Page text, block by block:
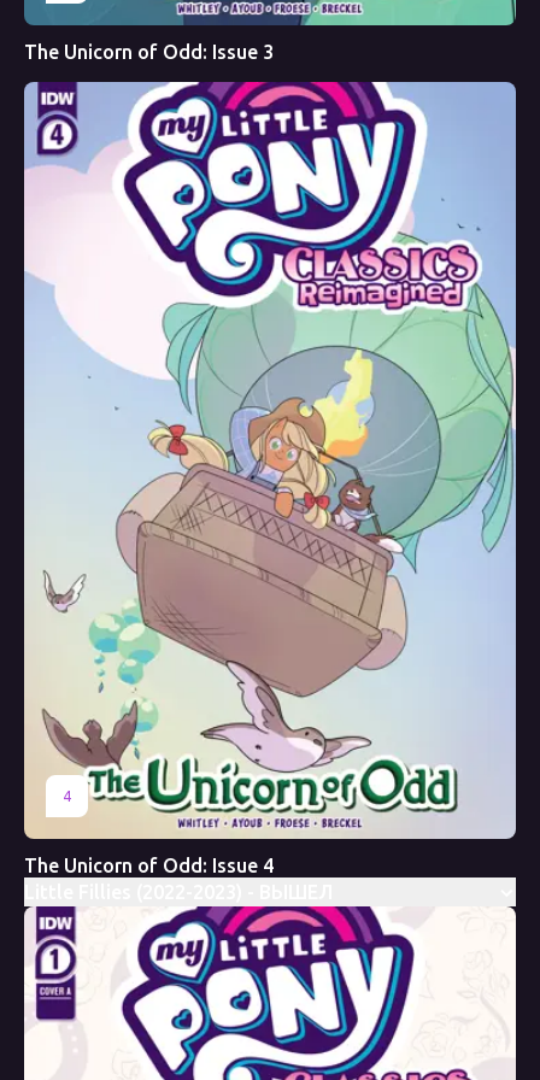
The Unicorn of Odd: Issue 3
4
The Unicorn of Odd: Issue 4